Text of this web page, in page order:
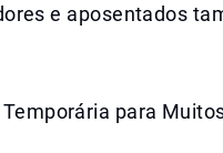
e aposentados
para